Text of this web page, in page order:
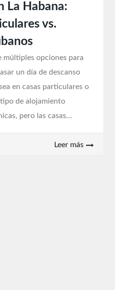
La Habana:
vs.
múltiples opciones para
un día de descanso
en casas particulares o
de alojamiento
pero las casas...
Leer más